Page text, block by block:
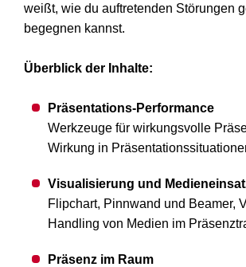
weißt, wie du auftretenden Störungen
begegnen kannst.
Überblick der Inhalte:
Präsentations-Performance
Werkzeuge für wirkungsvolle
Wirkung in
Visualisierung und
Flipchart, Pinnwand und Beamer,
Handling von Medien im
Präsenz im Raum